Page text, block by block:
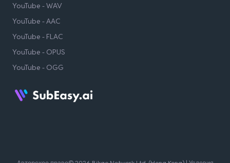
YouTube - WAV
YouTube - AAC
YouTube - FLAC
YouTube - OPUS
YouTube - OGG